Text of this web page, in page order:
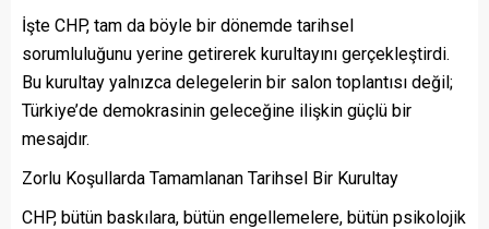
İşte CHP, tam da böyle bir dönemde tarihsel
sorumluluğunu yerine getirerek kurultayını gerçekleştirdi.
Bu kurultay yalnızca delegelerin bir salon toplantısı değil;
Türkiye’de demokrasinin geleceğine ilişkin güçlü bir
mesajdır.
Zorlu Koşullarda Tamamlanan Tarihsel Bir Kurultay
CHP, bütün baskılara, bütün engellemelere, bütün psikolojik